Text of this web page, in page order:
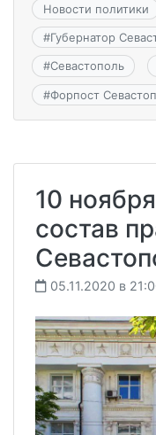
Новости политики
#Губернатор
#Севастополь
#Форпост
10
состав
05.11.2020 в